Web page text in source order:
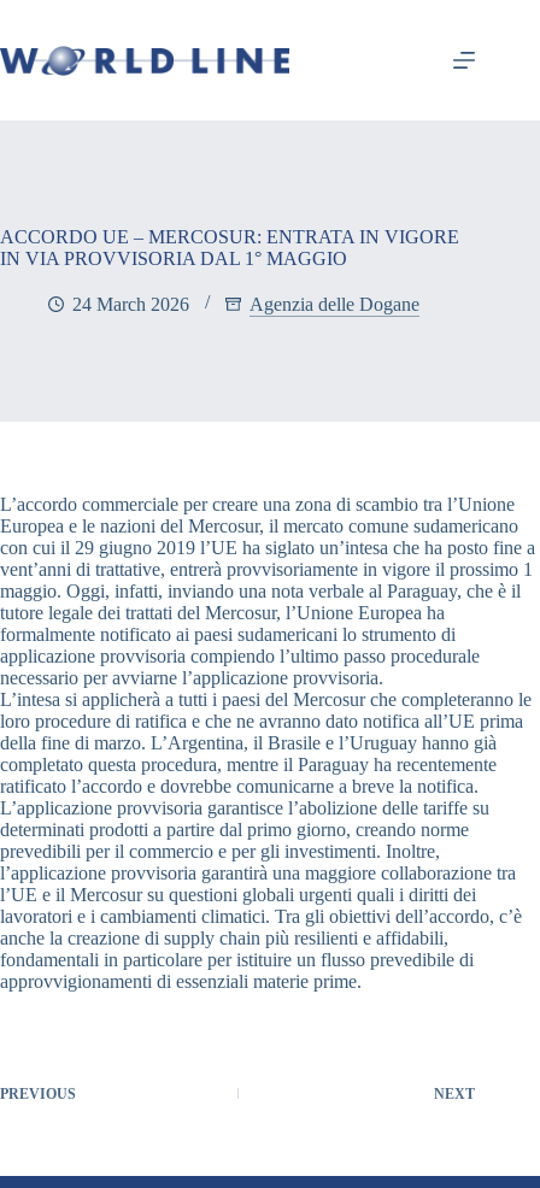
ACCORDO UE – MERCOSUR: ENTRATA IN VIGORE
IN VIA PROVVISORIA DAL 1° MAGGIO
24 March 2026 Agenzia delle Dogane
L’accordo commerciale per creare una zona di scambio tra l’Unione
Europea e le nazioni del Mercosur, il mercato comune sudamericano
con cui il 29 giugno 2019 l’UE ha siglato un’intesa che ha posto fine a
vent’anni di trattative, entrerà provvisoriamente in vigore il prossimo 1
maggio. Oggi, infatti, inviando una nota verbale al Paraguay, che è il
tutore legale dei trattati del Mercosur, l’Unione Europea ha
formalmente notificato ai paesi sudamericani lo strumento di
applicazione provvisoria compiendo l’ultimo passo procedurale
necessario per avviarne l’applicazione provvisoria.
L’intesa si applicherà a tutti i paesi del Mercosur che completeranno le
loro procedure di ratifica e che ne avranno dato notifica all’UE prima
della fine di marzo. L’Argentina, il Brasile e l’Uruguay hanno già
completato questa procedura, mentre il Paraguay ha recentemente
ratificato l’accordo e dovrebbe comunicarne a breve la notifica.
L’applicazione provvisoria garantisce l’abolizione delle tariffe su
determinati prodotti a partire dal primo giorno, creando norme
prevedibili per il commercio e per gli investimenti. Inoltre,
l’applicazione provvisoria garantirà una maggiore collaborazione tra
l’UE e il Mercosur su questioni globali urgenti quali i diritti dei
lavoratori e i cambiamenti climatici. Tra gli obiettivi dell’accordo, c’è
anche la creazione di supply chain più resilienti e affidabili,
fondamentali in particolare per istituire un flusso prevedibile di
approvvigionamenti di essenziali materie prime.
PREVIOUS NEXT